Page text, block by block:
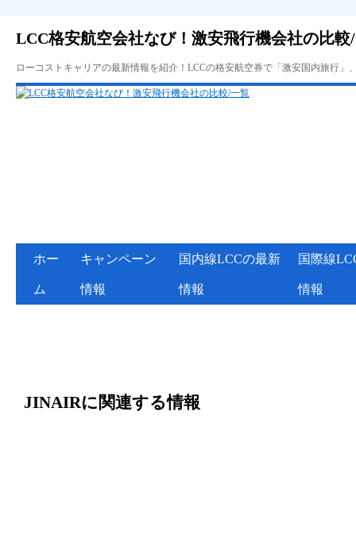
LCC格安航空会社なび！激安飛行機会社の比較
ローコストキャリアの最新情報を紹介！LCCの格安航空券で「激安国内旅行
ホー
ム
キャンペーン
情報
国内線LCCの最新
情報
国際線
情報
JINAIRに関連する情報